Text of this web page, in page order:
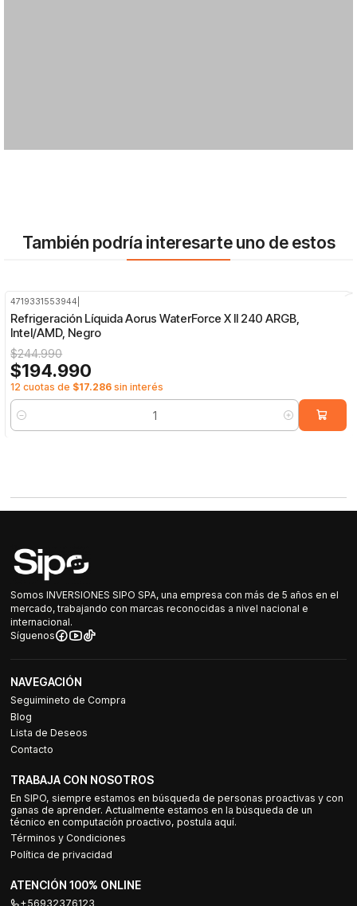
También podría interesarte uno de estos
4719331553944
Refrigeración Líquida Aorus WaterForce X II 240 ARGB,
Intel/AMD, Negro
$244.990
$194.990
12 cuotas de $17.286 sin interés
Cantidad
Somos INVERSIONES SIPO SPA, una empresa con más de 5 años en el
mercado, trabajando con marcas reconocidas a nivel nacional e
internacional.
Síguenos
NAVEGACIÓN
Seguimineto de Compra
Blog
Lista de Deseos
Contacto
TRABAJA CON NOSOTROS
En SIPO, siempre estamos en búsqueda de personas proactivas y con
ganas de aprender. Actualmente estamos en la búsqueda de un
técnico en computación proactivo, postula aquí.
Términos y Condiciones
Política de privacidad
ATENCIÓN 100% ONLINE
+56932376123